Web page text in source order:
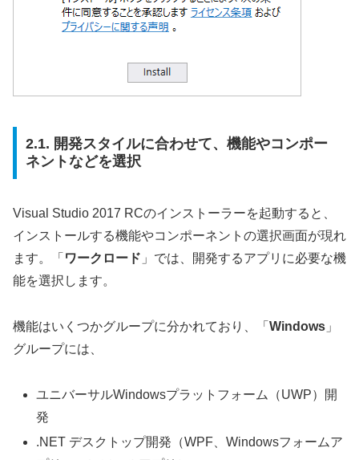
2.1. 開発スタイルに合わせて、機能やコンポー
ネントなどを選択
Visual Studio 2017 RCのインストーラーを起動すると、
インストールする機能やコンポーネントの選択画面が現れ
ます。「 ワークロード 」では、開発するアプリに必要な機
能を選択します。
機能はいくつかグループに分かれており、「 Windows 」
グループには、
ユニバーサルWindowsプラットフォーム（UWP）開
発
.NET デスクトップ開発（WPF、Windowsフォームア